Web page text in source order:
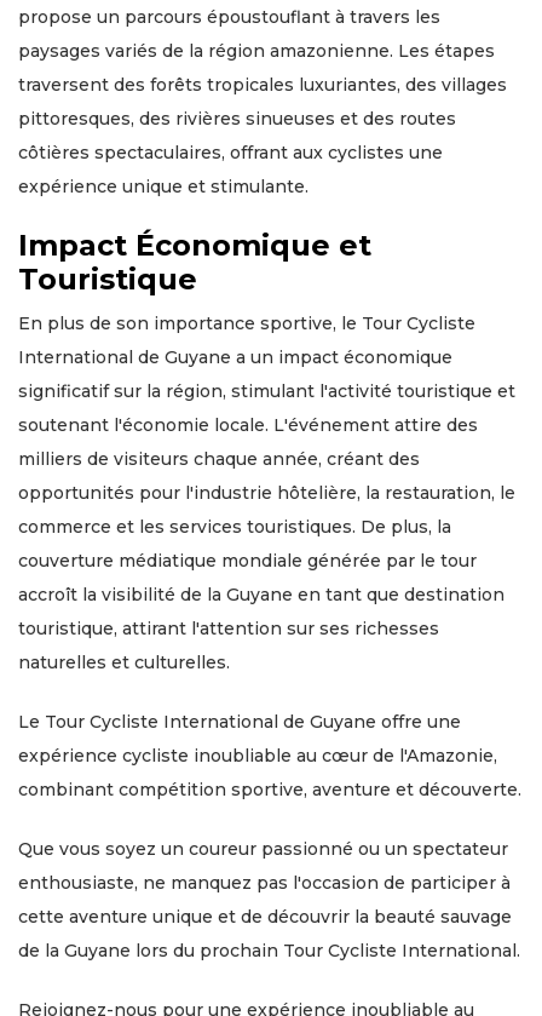
propose un parcours époustouflant à travers les
paysages variés de la région amazonienne. Les étapes
traversent des forêts tropicales luxuriantes, des villages
pittoresques, des rivières sinueuses et des routes
côtières spectaculaires, offrant aux cyclistes une
expérience unique et stimulante.
Impact Économique et
Touristique
En plus de son importance sportive, le Tour Cycliste
International de Guyane a un impact économique
significatif sur la région, stimulant l'activité touristique et
soutenant l'économie locale. L'événement attire des
milliers de visiteurs chaque année, créant des
opportunités pour l'industrie hôtelière, la restauration, le
commerce et les services touristiques. De plus, la
couverture médiatique mondiale générée par le tour
accroît la visibilité de la Guyane en tant que destination
touristique, attirant l'attention sur ses richesses
naturelles et culturelles.
Le Tour Cycliste International de Guyane offre une
expérience cycliste inoubliable au cœur de l'Amazonie,
combinant compétition sportive, aventure et découverte.
Que vous soyez un coureur passionné ou un spectateur
enthousiaste, ne manquez pas l'occasion de participer à
cette aventure unique et de découvrir la beauté sauvage
de la Guyane lors du prochain Tour Cycliste International.
Rejoignez-nous pour une expérience inoubliable au